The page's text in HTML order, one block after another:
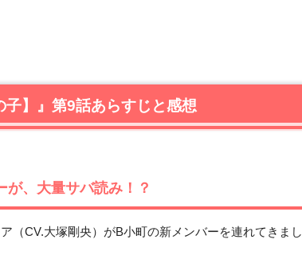
子】』第9話あらすじと感想
が、大量サバ読み！？
（CV.大塚剛央）がB小町の新メンバーを連れてきまし